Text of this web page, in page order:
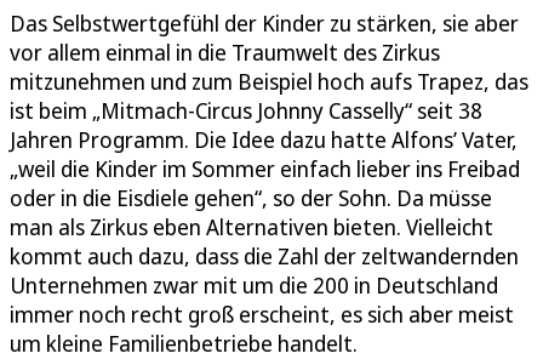
Das Selbstwertgefühl der Kinder zu stärken, sie aber
vor allem einmal in die Traumwelt des Zirkus
mitzunehmen und zum Beispiel hoch aufs Trapez, das
ist beim „Mitmach-Circus Johnny Casselly“ seit 38
Jahren Programm. Die Idee dazu hatte Alfons’ Vater,
„weil die Kinder im Sommer einfach lieber ins Freibad
oder in die Eisdiele gehen“, so der Sohn. Da müsse
man als Zirkus eben Alternativen bieten. Vielleicht
kommt auch dazu, dass die Zahl der zeltwandernden
Unternehmen zwar mit um die 200 in Deutschland
immer noch recht groß erscheint, es sich aber meist
um kleine Familienbetriebe handelt.